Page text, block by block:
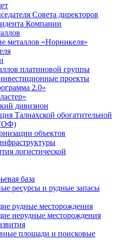
Совета директоров
Компании
металлов «Норникеля»
платиновой группы
проекты
2.0»
дивизион
Талнахской обогатительной
объектов
логистической
база
ресурсы и рудные запасы
рудные месторождения
нерудные месторождения
площади и поисковые